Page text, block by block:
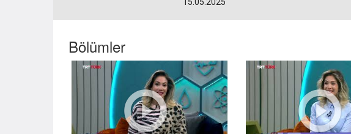
15.05.2025
Bölümler